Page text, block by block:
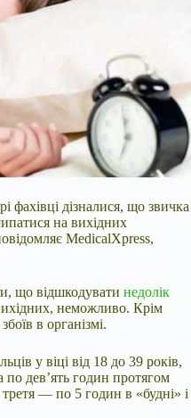
фахівці дізналися, що звичка
на вихідних
MedicalXpress,
що відшкодувати недолік
неможливо. Крім
збоїв в організмі.
у віці від 18 до 39 років,
дев’ять годин протягом
— по 5 годин в «будні» і